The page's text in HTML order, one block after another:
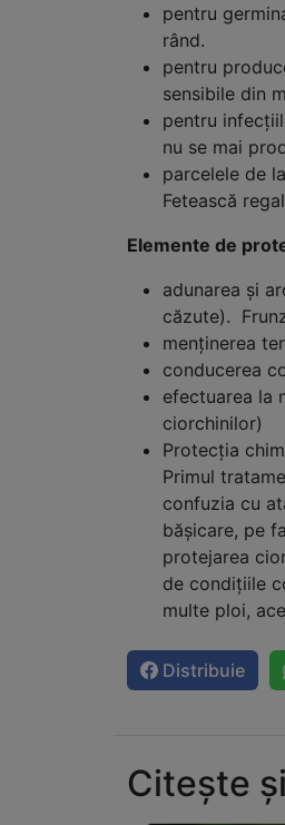
pentru
rând.
pentru
sensibile din
pentru
nu se mai
parcelele de
Fetească
Elemente de
adunarea şi
căzute).
menţinerea
conducerea
efectuarea la
ciorchinilor)
Protecţia
Primul
confuzia cu
băşicare, pe
protejarea
de condiţiile
multe ploi,
Distribuie
Citește